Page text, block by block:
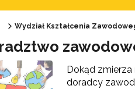
Wydział Kształcenia
Dokąd
doradcy